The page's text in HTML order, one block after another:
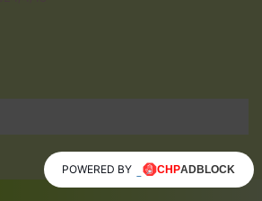
POWERED BY